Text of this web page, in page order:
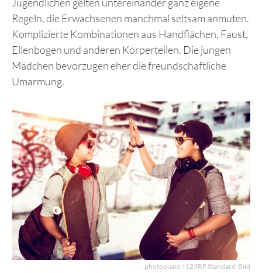
Regeln, die Erwachsenen manchmal seltsam anmuten.
Komplizierte Kombinationen aus Handflächen, Faust,
Ellenbogen und anderen Körperteilen. Die jungen
Mädchen bevorzugen eher die freundschaftliche
Umarmung.
photopiano / 123RF Standard-Bild